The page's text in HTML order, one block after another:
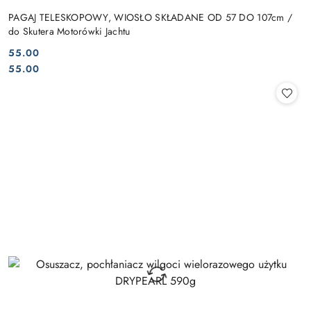
PAGAJ TELESKOPOWY, WIOSŁO SKŁADANE OD 57 DO 107cm /
do Skutera Motorówki Jachtu
Cena:
55.00
Cena:
55.00